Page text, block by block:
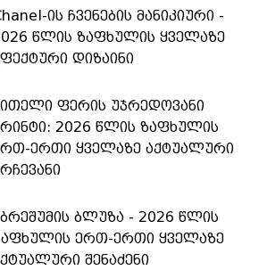
ის ჩვენების მანიკიური -
წლის ზაფხულის ყველაზე
დიზაინი
ფერის უჯრედოვანი
2026 წლის ზაფხულის
ერთი ყველაზე აქტუალური
ბლუზა - 2026 წლის
ერთ-ერთი ყველაზე
შენაძენი